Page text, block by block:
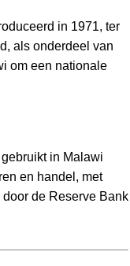
in 1971, ter
als onderdeel van
om een nationale
in Malawi
en handel, met
de Reserve Bank